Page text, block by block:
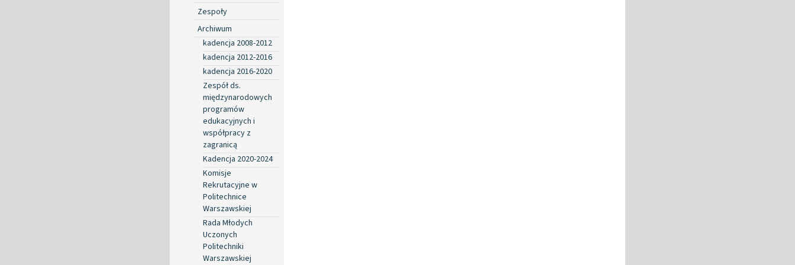
Zespoły
Archiwum
kadencja 2008-2012
kadencja 2012-2016
kadencja 2016-2020
Zespół ds.
międzynarodowych
programów
edukacyjnych i
współpracy z
zagranicą
Kadencja 2020-2024
Komisje
Rekrutacyjne w
Politechnice
Warszawskiej
Rada Młodych
Uczonych
Politechniki
Warszawskiej